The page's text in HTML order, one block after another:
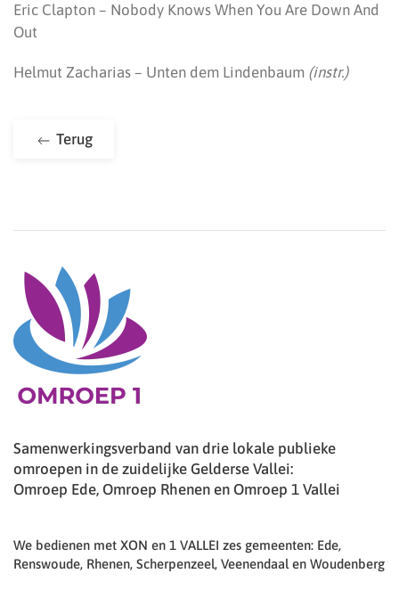
Eric Clapton – Nobody Knows When You Are Down And
Out
Helmut Zacharias – Unten dem Lindenbaum (instr.)
Terug
Samenwerkingsverband van drie lokale publieke
omroepen in de zuidelijke Gelderse Vallei:
Omroep Ede, Omroep Rhenen en Omroep 1 Vallei
We bedienen met XON en 1 VALLEI zes gemeenten: Ede,
Renswoude, Rhenen, Scherpenzeel, Veenendaal en Woudenberg